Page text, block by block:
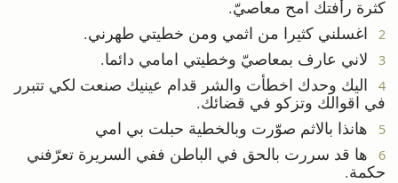
كثرة رأفتك امح معاصيّ.
2 اغسلني كثيرا من اثمي ومن خطيتي طهرني.
3 لاني عارف بمعاصيّ وخطيتي امامي دائما.
4
اليك وحدك اخطأت والشر قدام عينيك صنعت لكي تتبرر
في اقوالك وتزكو في قضائك.
5 هانذا بالاثم صوّرت وبالخطية حبلت بي امي
6
ها قد سررت بالحق في الباطن ففي السريرة تعرّفني
حكمة.